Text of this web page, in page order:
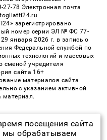
78 Электронная почта
зарегистрировано
номер серии ЭЛ № ФС 77-
января 2026 г. в запись о
Федеральной службой по
технологий и массовых
сменой учредителя
сайта 16+
материалов сайта
с указанием активной
материал.
права защищены
посещения сайта
мы обрабатываем